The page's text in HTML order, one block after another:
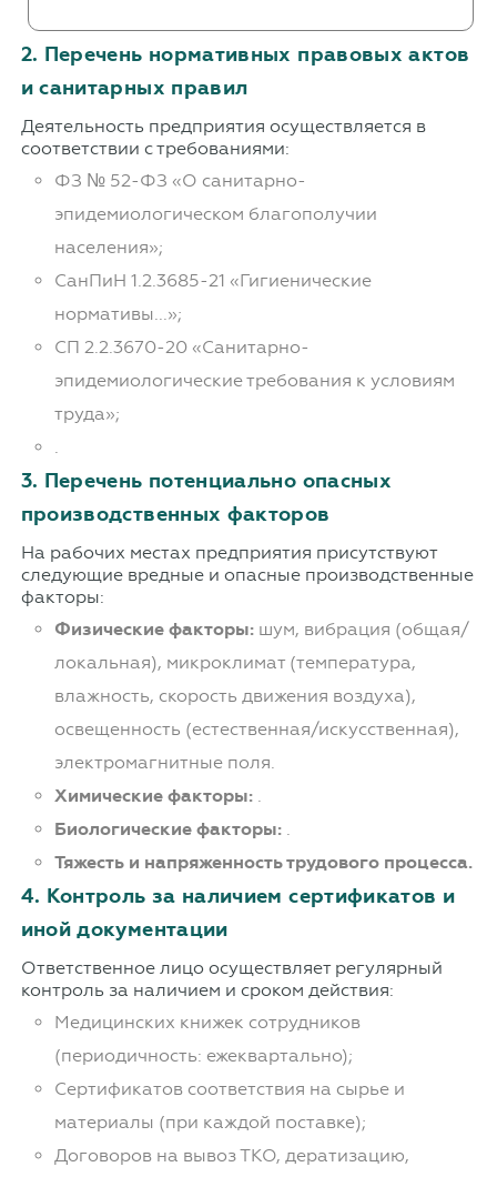
2. Перечень нормативных правовых актов
и санитарных правил
Деятельность предприятия осуществляется в
соответствии с требованиями:
ФЗ № 52-ФЗ «О санитарно-
эпидемиологическом благополучии
населения»;
СанПиН 1.2.3685-21 «Гигиенические
нормативы...»;
СП 2.2.3670-20 «Санитарно-
эпидемиологические требования к условиям
труда»;
.
3. Перечень потенциально опасных
производственных факторов
На рабочих местах предприятия присутствуют
следующие вредные и опасные производственные
факторы:
Физические факторы:шум, вибрация (общая/
локальная), микроклимат (температура,
влажность, скорость движения воздуха),
освещенность (естественная/искусственная),
электромагнитные поля.
Химические факторы:.
Биологические факторы:.
Тяжесть и напряженность трудового процесса.
4. Контроль за наличием сертификатов и
иной документации
Ответственное лицо осуществляет регулярный
контроль за наличием и сроком действия:
Медицинских книжек сотрудников
(периодичность: ежеквартально);
Сертификатов соответствия на сырье и
материалы (при каждой поставке);
Договоров на вывоз ТКО, дератизацию,